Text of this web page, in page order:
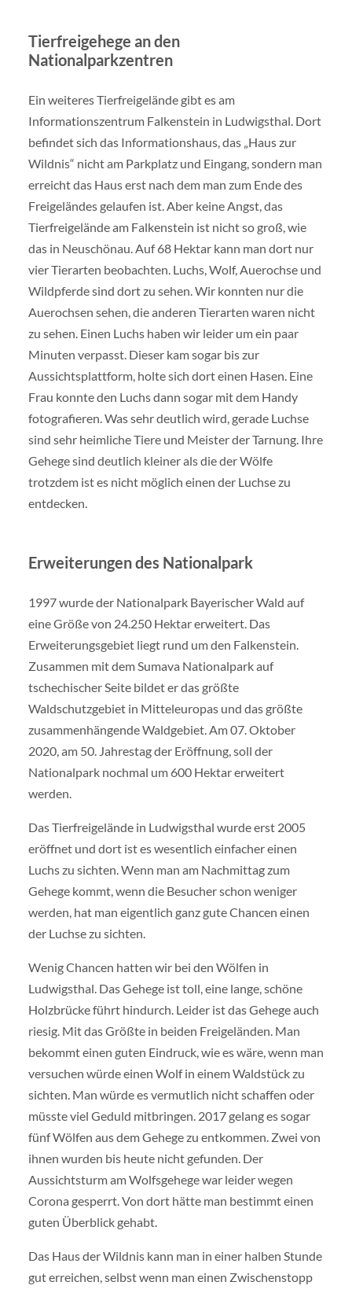
Tierfreigehege an den
Nationalparkzentren
Ein weiteres Tierfreigelände gibt es am
Informationszentrum Falkenstein in Ludwigsthal. Dort
befindet sich das Informationshaus, das „Haus zur
Wildnis“ nicht am Parkplatz und Eingang, sondern man
erreicht das Haus erst nach dem man zum Ende des
Freigeländes gelaufen ist. Aber keine Angst, das
Tierfreigelände am Falkenstein ist nicht so groß, wie
das in Neuschönau. Auf 68 Hektar kann man dort nur
vier Tierarten beobachten. Luchs, Wolf, Auerochse und
Wildpferde sind dort zu sehen. Wir konnten nur die
Auerochsen sehen, die anderen Tierarten waren nicht
zu sehen. Einen Luchs haben wir leider um ein paar
Minuten verpasst. Dieser kam sogar bis zur
Aussichtsplattform, holte sich dort einen Hasen. Eine
Frau konnte den Luchs dann sogar mit dem Handy
fotografieren. Was sehr deutlich wird, gerade Luchse
sind sehr heimliche Tiere und Meister der Tarnung. Ihre
Gehege sind deutlich kleiner als die der Wölfe
trotzdem ist es nicht möglich einen der Luchse zu
entdecken.
Erweiterungen des Nationalpark
1997 wurde der Nationalpark Bayerischer Wald auf
eine Größe von 24.250 Hektar erweitert. Das
Erweiterungsgebiet liegt rund um den Falkenstein.
Zusammen mit dem Sumava Nationalpark auf
tschechischer Seite bildet er das größte
Waldschutzgebiet in Mitteleuropas und das größte
zusammenhängende Waldgebiet. Am 07. Oktober
2020, am 50. Jahrestag der Eröffnung, soll der
Nationalpark nochmal um 600 Hektar erweitert
werden.
Das Tierfreigelände in Ludwigsthal wurde erst 2005
eröffnet und dort ist es wesentlich einfacher einen
Luchs zu sichten. Wenn man am Nachmittag zum
Gehege kommt, wenn die Besucher schon weniger
werden, hat man eigentlich ganz gute Chancen einen
der Luchse zu sichten.
Wenig Chancen hatten wir bei den Wölfen in
Ludwigsthal. Das Gehege ist toll, eine lange, schöne
Holzbrücke führt hindurch. Leider ist das Gehege auch
riesig. Mit das Größte in beiden Freigeländen. Man
bekommt einen guten Eindruck, wie es wäre, wenn man
versuchen würde einen Wolf in einem Waldstück zu
sichten. Man würde es vermutlich nicht schaffen oder
müsste viel Geduld mitbringen. 2017 gelang es sogar
fünf Wölfen aus dem Gehege zu entkommen. Zwei von
ihnen wurden bis heute nicht gefunden. Der
Aussichtsturm am Wolfsgehege war leider wegen
Corona gesperrt. Von dort hätte man bestimmt einen
guten Überblick gehabt.
Das Haus der Wildnis kann man in einer halben Stunde
gut erreichen, selbst wenn man einen Zwischenstopp